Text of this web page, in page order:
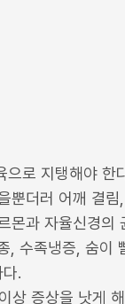
로 지탱해야 한
뿐더러 어깨 결
몬과 자율신경의
, 수족냉증, 숨이
.
상 증상을 낫게